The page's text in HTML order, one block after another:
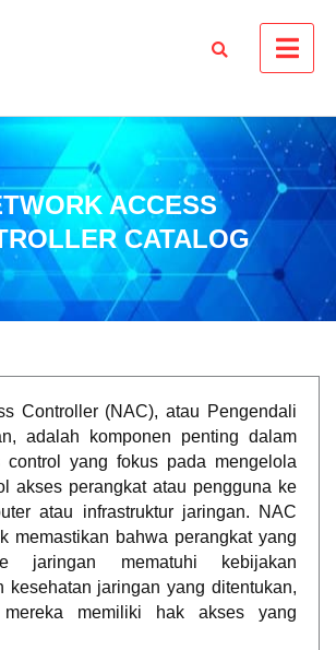
ACCESS
CATALOG
Controller (NAC), atau Pengendali
adalah komponen penting dalam
control yang fokus pada mengelola
akses perangkat atau pengguna ke
atau infrastruktur jaringan. NAC
memastikan bahwa perangkat yang
jaringan mematuhi kebijakan
kesehatan jaringan yang ditentukan,
memiliki hak akses yang